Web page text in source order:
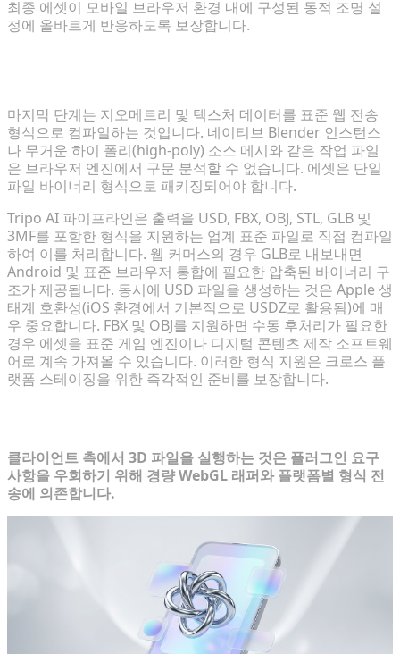
최종 에셋이 모바일 브라우저 환경 내에 구성된 동적 조명 설
정에 올바르게 반응하도록 보장합니다.
마지막 단계는 지오메트리 및 텍스처 데이터를 표준 웹 전송
형식으로 컴파일하는 것입니다. 네이티브 Blender 인스턴스
나 무거운 하이 폴리(high-poly) 소스 메시와 같은 작업 파일
은 브라우저 엔진에서 구문 분석할 수 없습니다. 에셋은 단일
파일 바이너리 형식으로 패키징되어야 합니다.
Tripo AI 파이프라인은 출력을 USD, FBX, OBJ, STL, GLB 및
3MF를 포함한 형식을 지원하는 업계 표준 파일로 직접 컴파일
하여 이를 처리합니다. 웹 커머스의 경우 GLB로 내보내면
Android 및 표준 브라우저 통합에 필요한 압축된 바이너리 구
조가 제공됩니다. 동시에 USD 파일을 생성하는 것은 Apple 생
태계 호환성(iOS 환경에서 기본적으로 USDZ로 활용됨)에 매
우 중요합니다. FBX 및 OBJ를 지원하면 수동 후처리가 필요한
경우 에셋을 표준 게임 엔진이나 디지털 콘텐츠 제작 소프트웨
어로 계속 가져올 수 있습니다. 이러한 형식 지원은 크로스 플
랫폼 스테이징을 위한 즉각적인 준비를 보장합니다.
클라이언트 측에서 3D 파일을 실행하는 것은 플러그인 요구
사항을 우회하기 위해 경량 WebGL 래퍼와 플랫폼별 형식 전
송에 의존합니다.